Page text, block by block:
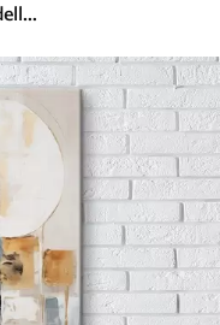
Composizione astratta, imitazione della pittura